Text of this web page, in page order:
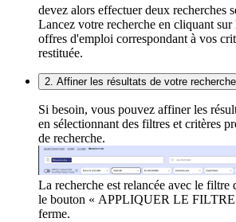
devez alors effectuer deux recherches
Lancez votre recherche en cliquant
offres d'emploi correspondant à vos
restituée.
2. Affiner les résultats de votre recherche
Si besoin, vous pouvez affiner les
en sélectionnant des filtres et critères
de recherche.
La recherche est relancée avec le filtre
le bouton « APPLIQUER LE FILTRE
ferme.